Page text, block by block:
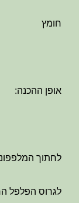
חומץ
אופן ההכנה:
לחתוך
לגרוס הפלפל